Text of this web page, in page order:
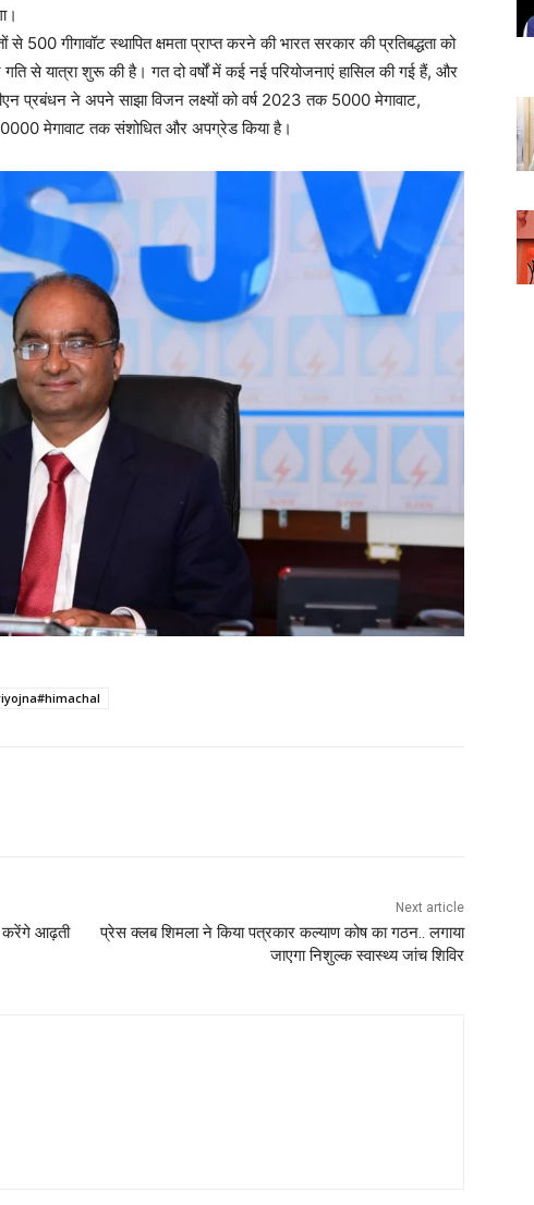
गीगावॉट स्थापित क्षमता प्राप्त करने की भारत सरकार की प्रतिबद्धता को
से यात्रा शुरू की है। गत दो वर्षों में कई नई परियोजनाएं हासिल की गई हैं, और
प्रबंधन ने अपने साझा विजन लक्ष्यों को वर्ष 2023 तक 5000 मेगावाट,
मेगावाट तक संशोधित और अपग्रेड किया है।
करेंगे आढ़ती
Next article
प्रेस क्लब शिमला ने किया पत्रकार कल्याण कोष का गठन.. लगाया
जाएगा निशुल्क स्वास्थ्य जांच शिविर